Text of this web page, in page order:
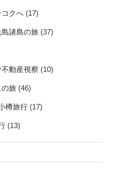
コクへ (17)
諸島の旅 (37)
動産視察 (10)
旅 (46)
樽旅行 (17)
(13)